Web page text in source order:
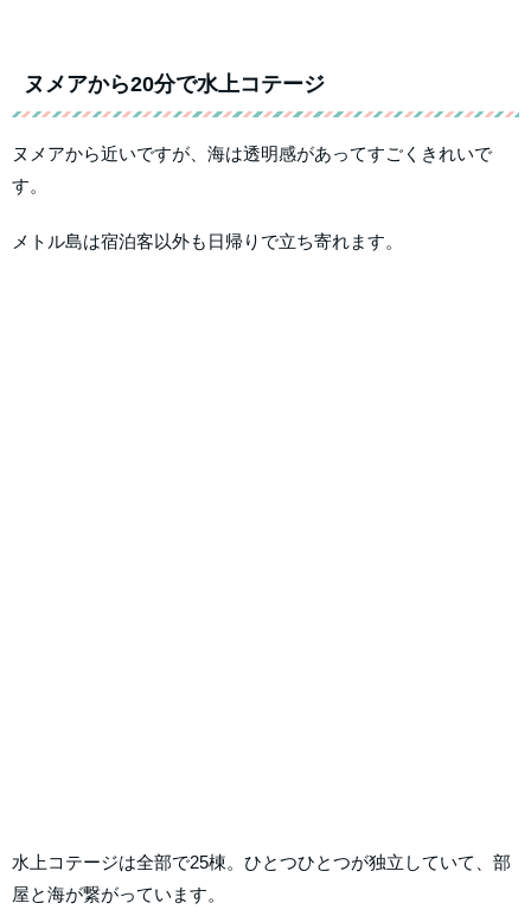
ヌメアから20分で水上コテージ
ヌメアから近いですが、海は透明感があってすごくきれいで
す。
メトル島は宿泊客以外も日帰りで立ち寄れます。
水上コテージは全部で25棟。ひとつひとつが独立していて、部
屋と海が繋がっています。